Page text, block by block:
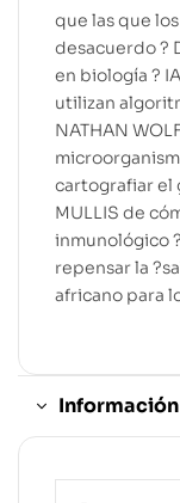
que las que
desacuerdo ?
en biología ?
utilizan
NATHAN
cartografiar el
MULLIS de
inmunológico ?
repensar la
africano para